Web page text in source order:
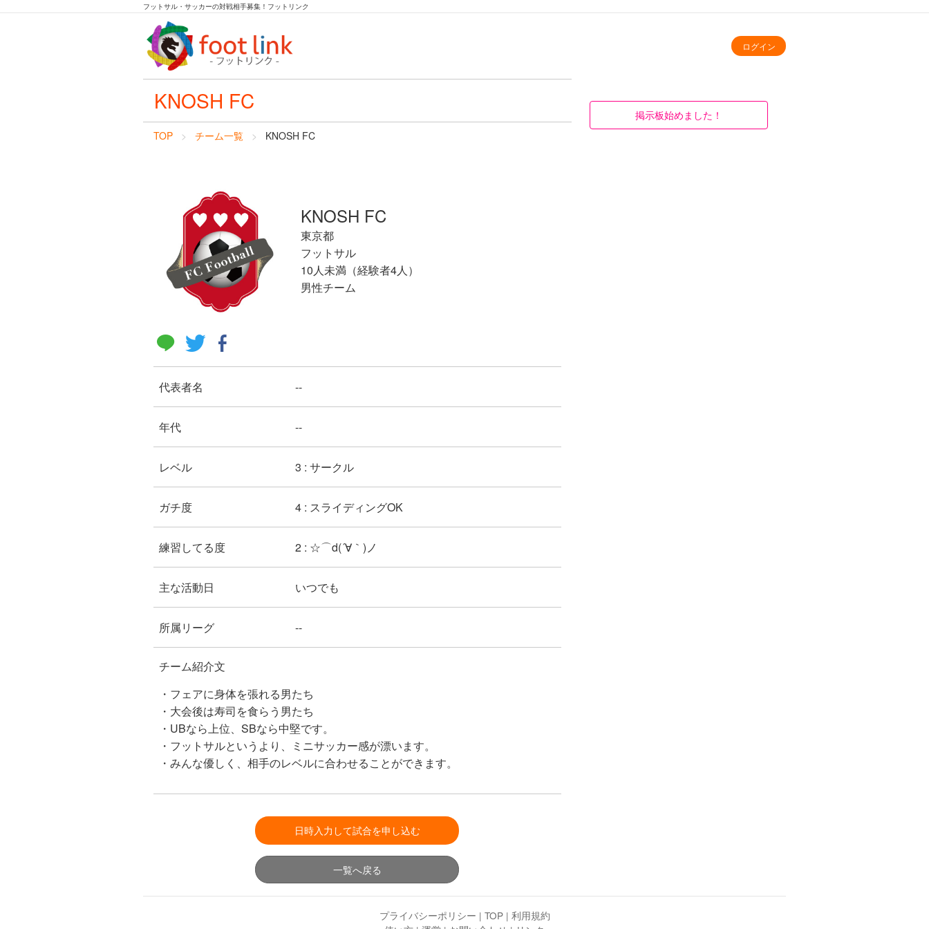
フットサル・サッカーの対戦相手募集！フットリンク
ログイン
KNOSH FC
TOP チーム一覧 KNOSH FC
KNOSH FC
東京都
フットサル
10人未満（経験者4人）
男性チーム
代表者名 --
年代 --
レベル 3 : サークル
ガチ度 4 : スライディングOK
練習してる度 2 : ☆⌒d(´∀｀)ノ
主な活動日 いつでも
所属リーグ --
チーム紹介文
・フェアに身体を張れる男たち
・大会後は寿司を食らう男たち
・UBなら上位、SBなら中堅です。
・フットサルというより、ミニサッカー感が漂います。
・みんな優しく、相手のレベルに合わせることができます。
日時入力して試合を申し込む
一覧へ戻る
掲示板始めました！
プライバシーポリシー | TOP| 利用規約